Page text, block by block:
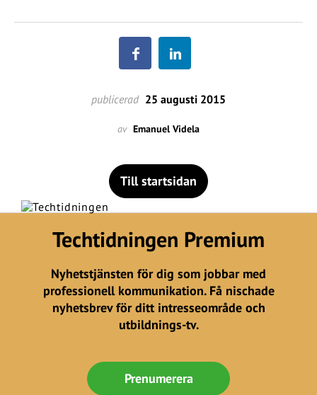
publicerad 25 augusti 2015
av Emanuel Videla
Till startsidan
Techtidningen Premium
Nyhetstjänsten för dig som jobbar med
professionell kommunikation. Få nischade
nyhetsbrev för ditt intresseområde och
utbildnings-tv.
Prenumerera